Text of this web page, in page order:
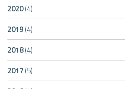
2020(4)
2019(4)
2018(4)
2017(5)